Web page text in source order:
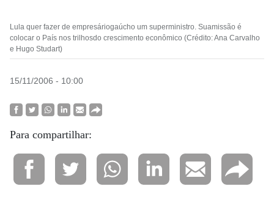
Lula quer fazer de empresáriogaúcho um superministro. Suamissão é
colocar o País nos trilhosdo crescimento econômico (Crédito: Ana Carvalho
e Hugo Studart)
15/11/2006 - 10:00
Para compartilhar: